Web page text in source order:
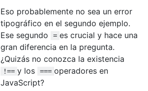
Eso probablemente no sea un error
tipográfico en el segundo ejemplo.
Ese segundo
= es crucial y hace una
gran diferencia en la pregunta.
¿Quizás no conozca la existencia
!== y los === operadores en
JavaScript?